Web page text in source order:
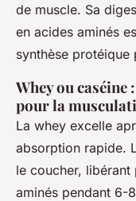
de muscle. Sa
en acides aminés
synthèse protéique
Whey ou caséine
pour la
La whey excelle
absorption rapide.
le coucher,
aminés pendant 6-